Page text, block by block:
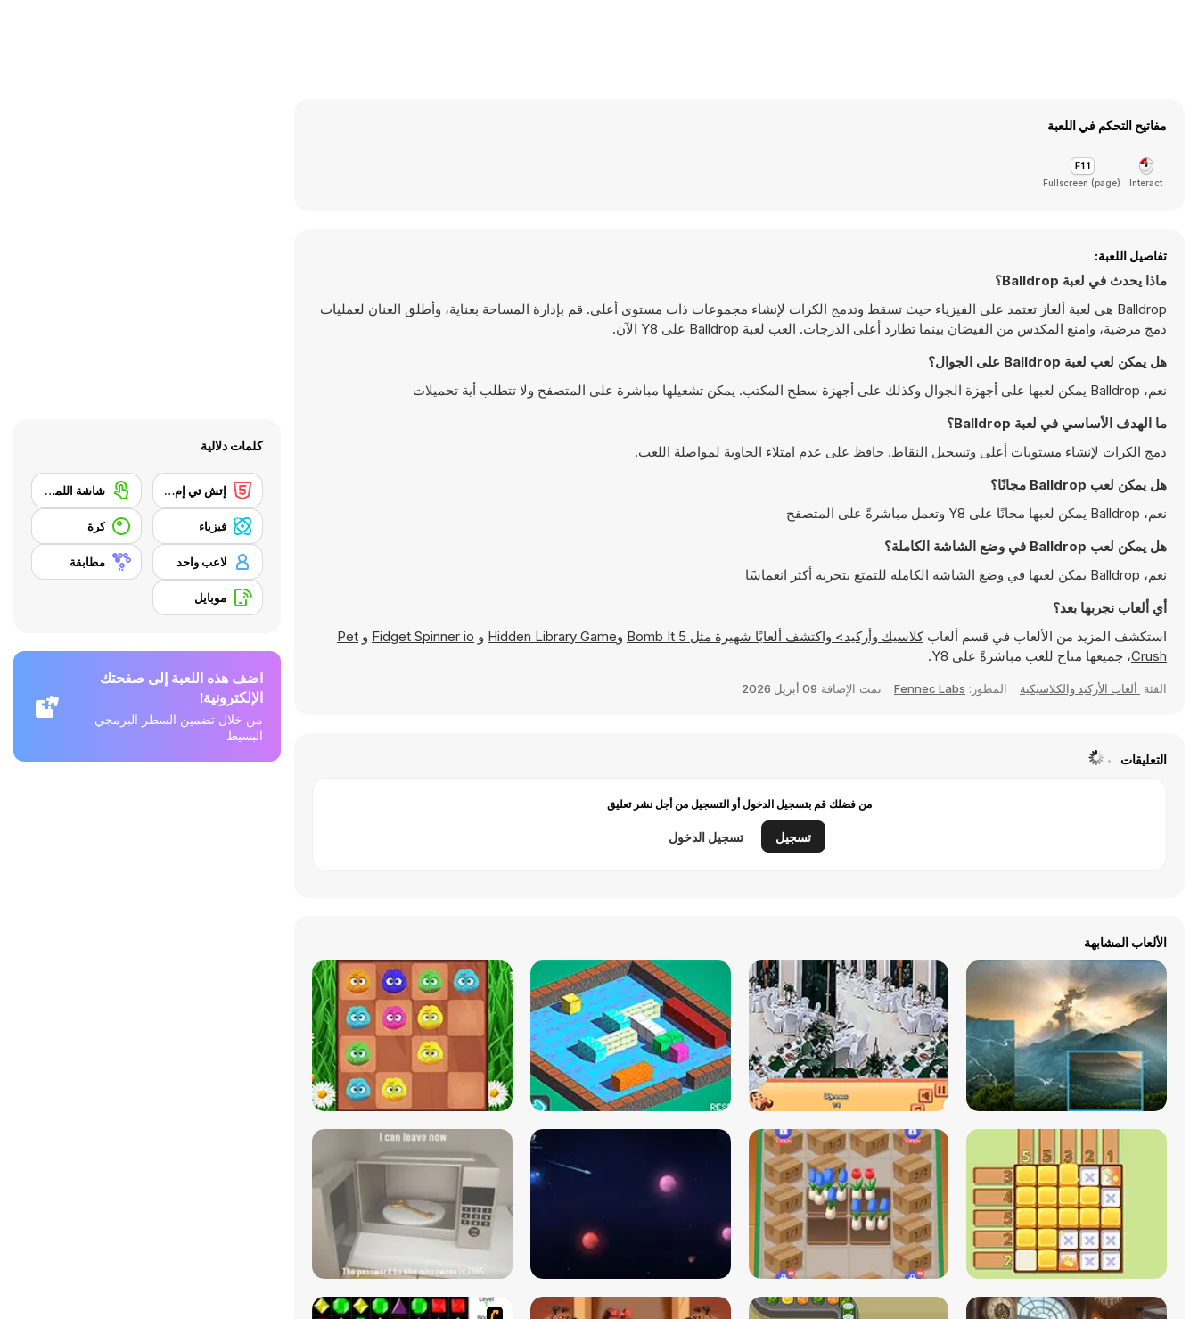
مفاتيح التحكم في اللعبة
Interact
Fullscreen (page)
تفاصيل اللعبة:
ماذا يحدث في لعبة Balldrop؟
Balldrop هي لعبة ألغاز تعتمد على الفيزياء حيث تسقط وتدمج الكرات لإنشاء مجموعات ذات مستوى أعلى. قم بإدارة المساحة بعناية، وأطلق العنان لعمليات
دمج مرضية، وامنع المكدس من الفيضان بينما تطارد أعلى الدرجات. العب لعبة Balldrop على Y8 الآن.
هل يمكن لعب لعبة Balldrop على الجوال؟
نعم، Balldrop يمكن لعبها على أجهزة الجوال وكذلك على أجهزة سطح المكتب. يمكن تشغيلها مباشرة على المتصفح ولا تتطلب أية تحميلات
ما الهدف الأساسي في لعبة Balldrop؟
دمج الكرات لإنشاء مستويات أعلى وتسجيل النقاط. حافظ على عدم امتلاء الحاوية لمواصلة اللعب.
هل يمكن لعب Balldrop مجانًا؟
نعم، Balldrop يمكن لعبها مجانًا على Y8 وتعمل مباشرةً على المتصفح
هل يمكن لعب Balldrop في وضع الشاشة الكاملة؟
نعم، Balldrop يمكن لعبها في وضع الشاشة الكاملة للتمتع بتجربة أكثر انغماسًا
أي ألعاب نجربها بعد؟
استكشف المزيد من الألعاب في قسم ألعابكلاسيك وأركيد> واكتشف ألعابًا شهيرة مثل Bomb It 5 وHidden Library Game و Fidget Spinner io و Pet
Crush، جميعها متاح للعب مباشرةً على Y8.
الفئة ألعاب الأركيد والكلاسيكية المطور: Fennec Labs تمت الإضافة 09 أبريل 2026
التعليقات
من فضلك قم بتسجيل الدخول أو التسجيل من أجل نشر تعليق
تسجيل تسجيل الدخول
الألعاب المشابهة
كلمات دلالية
إتش تي إم إل 5 شاشة اللمس
فيزياء كرة
لاعب واحد مطابقة
موبايل
اضف هذه اللعبة إلى صفحتك
الإلكترونية!
من خلال تضمين السطر البرمجي
البسيط